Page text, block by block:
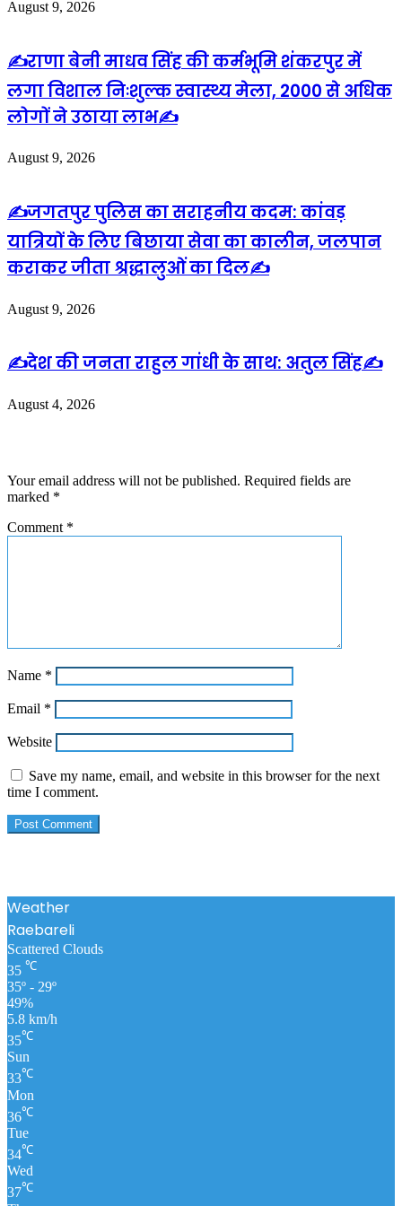
August 9, 2026
✍️राणा बेनी माधव सिंह की कर्मभूमि शंकरपुर में
लगा विशाल निःशुल्क स्वास्थ्य मेला, 2000 से अधिक
लोगों ने उठाया लाभ✍️
August 9, 2026
✍️जगतपुर पुलिस का सराहनीय कदम: कांवड़
यात्रियों के लिए बिछाया सेवा का कालीन, जलपान
कराकर जीता श्रद्धालुओं का दिल✍️
August 9, 2026
✍️देश की जनता राहुल गांधी के साथ: अतुल सिंह✍️
August 4, 2026
Your email address will not be published. Required fields are
marked *
Comment *
Name *
Email *
Website
Save my name, email, and website in this browser for the next
time I comment.
Weather
Raebareli
Scattered Clouds
35 ℃
35º - 29º
49%
5.8 km/h
35℃
Sun
33℃
Mon
36℃
Tue
34℃
Wed
37℃